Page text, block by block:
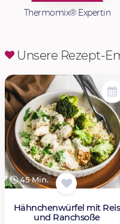
Thermomix® Expertin
Unsere Rezept-
45 Min.
Hähnchenwürfel mit Reis
und Ranchsoße